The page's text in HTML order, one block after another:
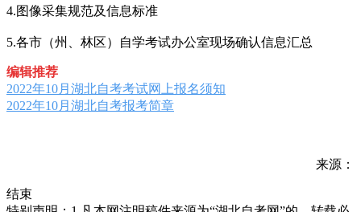
4.图像采集规范及信息标准
5.各市（州、林区）自学考试办公室现场确认信息汇总
编辑推荐
2022年10月湖北自考考试网上报名须知
2022年10月湖北自考报考简章
来源：
结束